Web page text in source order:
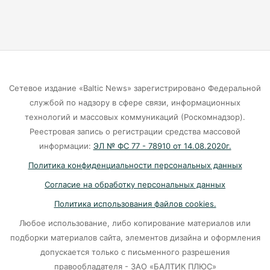
подталкивает к депрессии
Калининград и Москва объединяются ради
07-08-2026
Убийцу участника СВО в Балтийске посадили
В Калининграде «КамАЗ» сбил скутериста
Сетевое издание «Baltic News» зарегистрировано Федеральной
службой по надзору в сфере связи, информационных
технологий и массовых коммуникаций (Роскомнадзор).
Реестровая запись о регистрации средства массовой
информации: ЭЛ № ФС 77 - 78910 от 14.08.2020г.
Политика конфиденциальности персональных данных
Согласие на обработку персональных данных
Политика использования файлов cookies.
Любое использование, либо копирование материалов или
подборки материалов сайта, элементов дизайна и оформления
допускается только с письменного разрешения
правообладателя - ЗАО «БАЛТИК ПЛЮС»